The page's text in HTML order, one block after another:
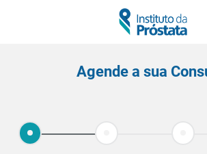
Agende a sua